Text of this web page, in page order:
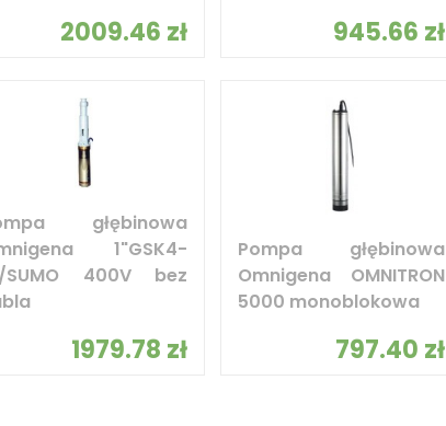
2009.46 zł 945.66 zł
głębinowa
1"GSK4-
SUMO 400V bez
1979.78 zł
Pompa głębinowa
Omnigena OMNITRON
5000 monoblokowa
797.40 zł